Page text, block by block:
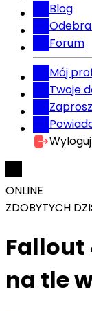
Blog
Forum
Mój
Twoje
ONLINE
ZDOBYTYCH
na tle